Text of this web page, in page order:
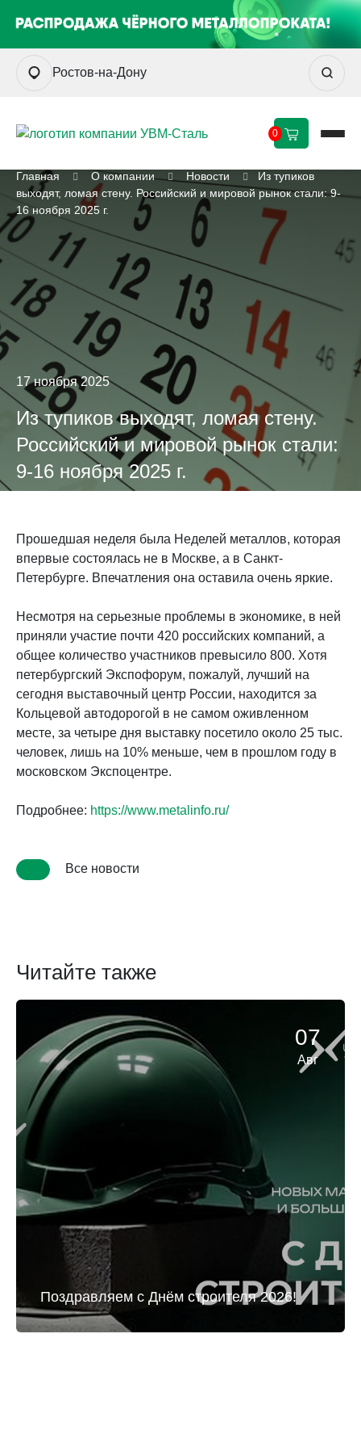
Ростов-на-Дону
0
Главная О компании Новости
Из тупиков
выходят, ломая стену. Российский и мировой рынок стали: 9-
16 ноября 2025 г.
17 ноября 2025
Из тупиков выходят, ломая стену.
Российский и мировой рынок стали:
9-16 ноября 2025 г.
Прошедшая неделя была Неделей металлов, которая
впервые состоялась не в Москве, а в Санкт-
Петербурге. Впечатления она оставила очень яркие.
Несмотря на серьезные проблемы в экономике, в ней
приняли участие почти 420 российских компаний, а
общее количество участников превысило 800. Хотя
петербургский Экспофорум, пожалуй, лучший на
сегодня выставочный центр России, находится за
Кольцевой автодорогой в не самом оживленном
месте, за четыре дня выставку посетило около 25 тыс.
человек, лишь на 10% меньше, чем в прошлом году в
московском Экспоцентре.
Подробнее: https://www.metalinfo.ru/
Все новости
Читайте также
07
Авг
Поздравляем с Днём строителя 2026!